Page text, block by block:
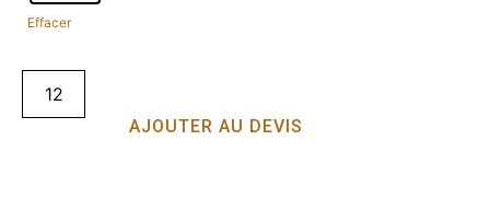
Effacer
AJOUTER AU DEVIS